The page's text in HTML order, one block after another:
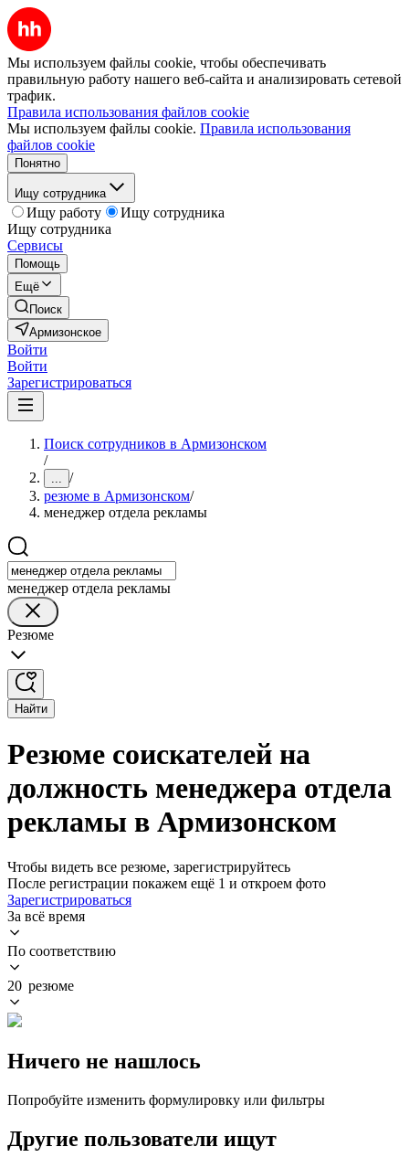
Мы используем файлы cookie, чтобы обеспечивать
правильную работу нашего веб-сайта и анализировать сетевой
трафик.
Правила использования файлов cookie
Мы используем файлы cookie. Правила использования
файлов cookie
Понятно
Ищу сотрудника
Ищу работу
Ищу сотрудника
Ищу сотрудника
Сервисы
Помощь
Ещё
Поиск
Армизонское
Войти
Войти
Зарегистрироваться
Поиск сотрудников в Армизонском
/
... /
резюме в Армизонском/
менеджер отдела рекламы
менеджер отдела рекламы
Резюме
Найти
Резюме соискателей на
должность менеджера отдела
рекламы в Армизонском
Чтобы видеть все резюме, зарегистрируйтесь
После регистрации покажем ещё 1 и откроем фото
Зарегистрироваться
За всё время
По соответствию
20 резюме
Ничего не нашлось
Попробуйте изменить формулировку или фильтры
Другие пользователи ищут